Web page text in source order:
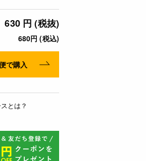
630 円 (税抜)
680円 (税込)
で購入
とは？